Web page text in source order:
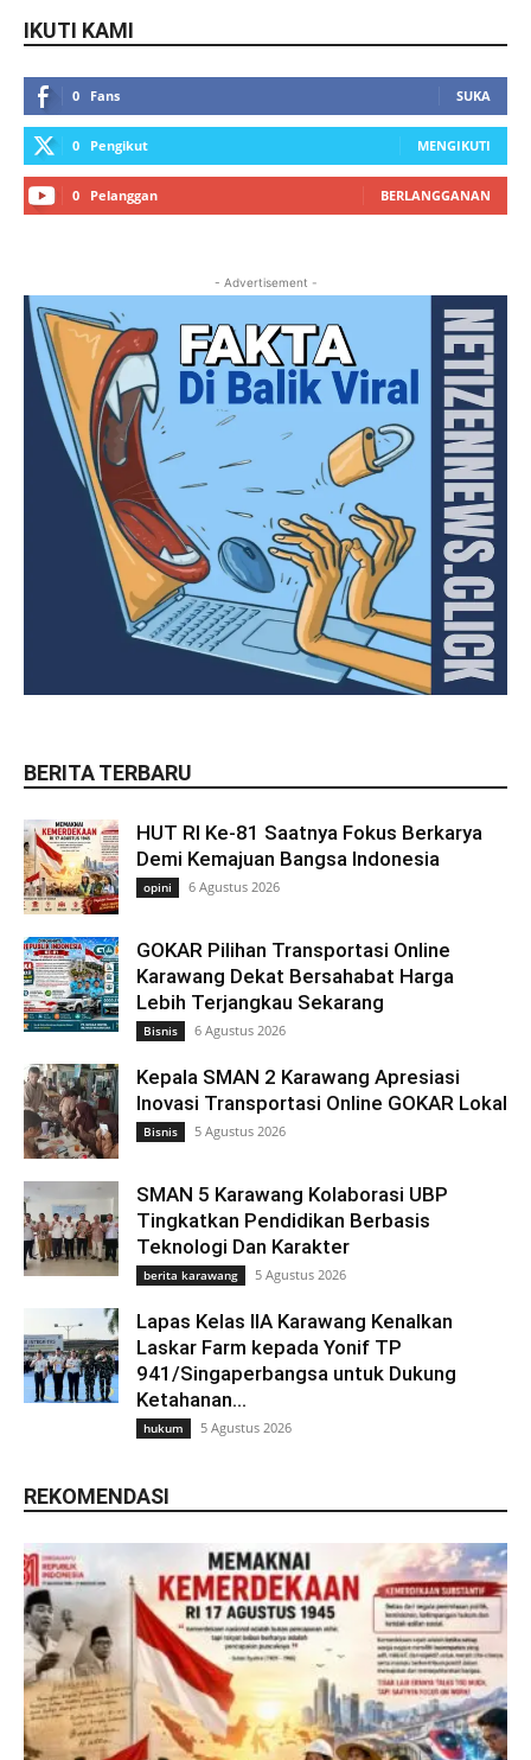
IKUTI KAMI
0 Fans SUKA
0 Pengikut MENGIKUTI
0 Pelanggan BERLANGGANAN
- Advertisement -
BERITA TERBARU
HUT RI Ke-81 Saatnya Fokus Berkarya
Demi Kemajuan Bangsa Indonesia
opini 6 Agustus 2026
GOKAR Pilihan Transportasi Online
Karawang Dekat Bersahabat Harga
Lebih Terjangkau Sekarang
Bisnis 6 Agustus 2026
Kepala SMAN 2 Karawang Apresiasi
Inovasi Transportasi Online GOKAR Lokal
Bisnis 5 Agustus 2026
SMAN 5 Karawang Kolaborasi UBP
Tingkatkan Pendidikan Berbasis
Teknologi Dan Karakter
berita karawang 5 Agustus 2026
Lapas Kelas IIA Karawang Kenalkan
Laskar Farm kepada Yonif TP
941/Singaperbangsa untuk Dukung
Ketahanan...
hukum 5 Agustus 2026
REKOMENDASI